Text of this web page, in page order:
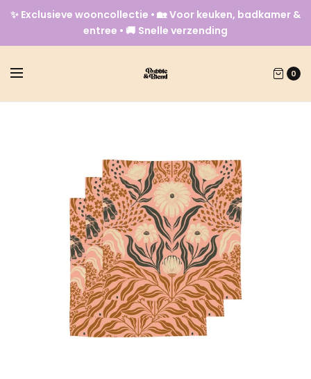
✨ Exclusieve wooncollectie • 🏡 Voor keuken, badkamer &
entree • 🚚 Snelle verzending
0